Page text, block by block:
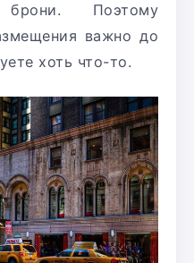
Поэтому
важно до
хоть что-то.